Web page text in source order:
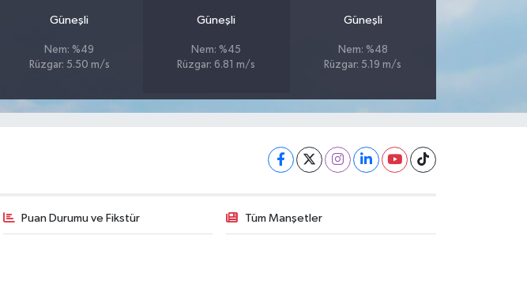
Güneşli
Nem: %49
Rüzgar: 5.50 m/s
Güneşli
Nem: %45
Rüzgar: 6.81 m/s
Güneşli
Nem: %48
Rüzgar: 5.19 m/s
Puan Durumu ve Fikstür Tüm Manşetler